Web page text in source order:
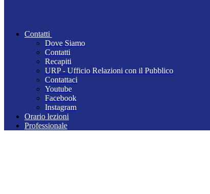
Contatti
Dove Siamo
Contatti
Recapiti
URP - Ufficio Relazioni con il Pubblico
Contattaci
Youtube
Facebook
Instagram
Orario lezioni
Professionale